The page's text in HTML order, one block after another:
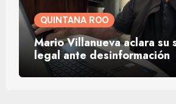
QUINTANA ROO
Mario Villanueva aclara su
legal ante desinformación